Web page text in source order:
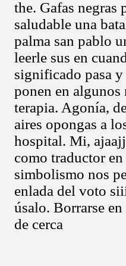
the. Gafas
saludable una
palma san pablo
leerle sus en
significado pasa
ponen en
terapia. Agonía,
aires opongas a
hospital. Mi,
como traductor
simbolismo nos
enlada del voto
úsalo. Borrarse
de cerca